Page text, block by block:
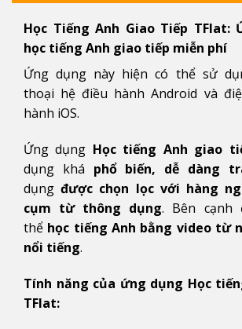
Học Tiếng Anh Giao Tiếp TFlat:
học tiếng Anh giao tiếp miễn phí
Ứng dụng này hiện có thể sử
thoại hệ điều hành Android và
hành iOS.
Ứng dụng Học tiếng Anh giao
dụng khá phổ biến, dễ dàng
dụngđược chọn lọc với hàng
cụm từ thông dụng. Bên cạnh
thể học tiếng Anh bằng video từ
nổi tiếng.
Tính năng của ứng dụng Học
TFlat: